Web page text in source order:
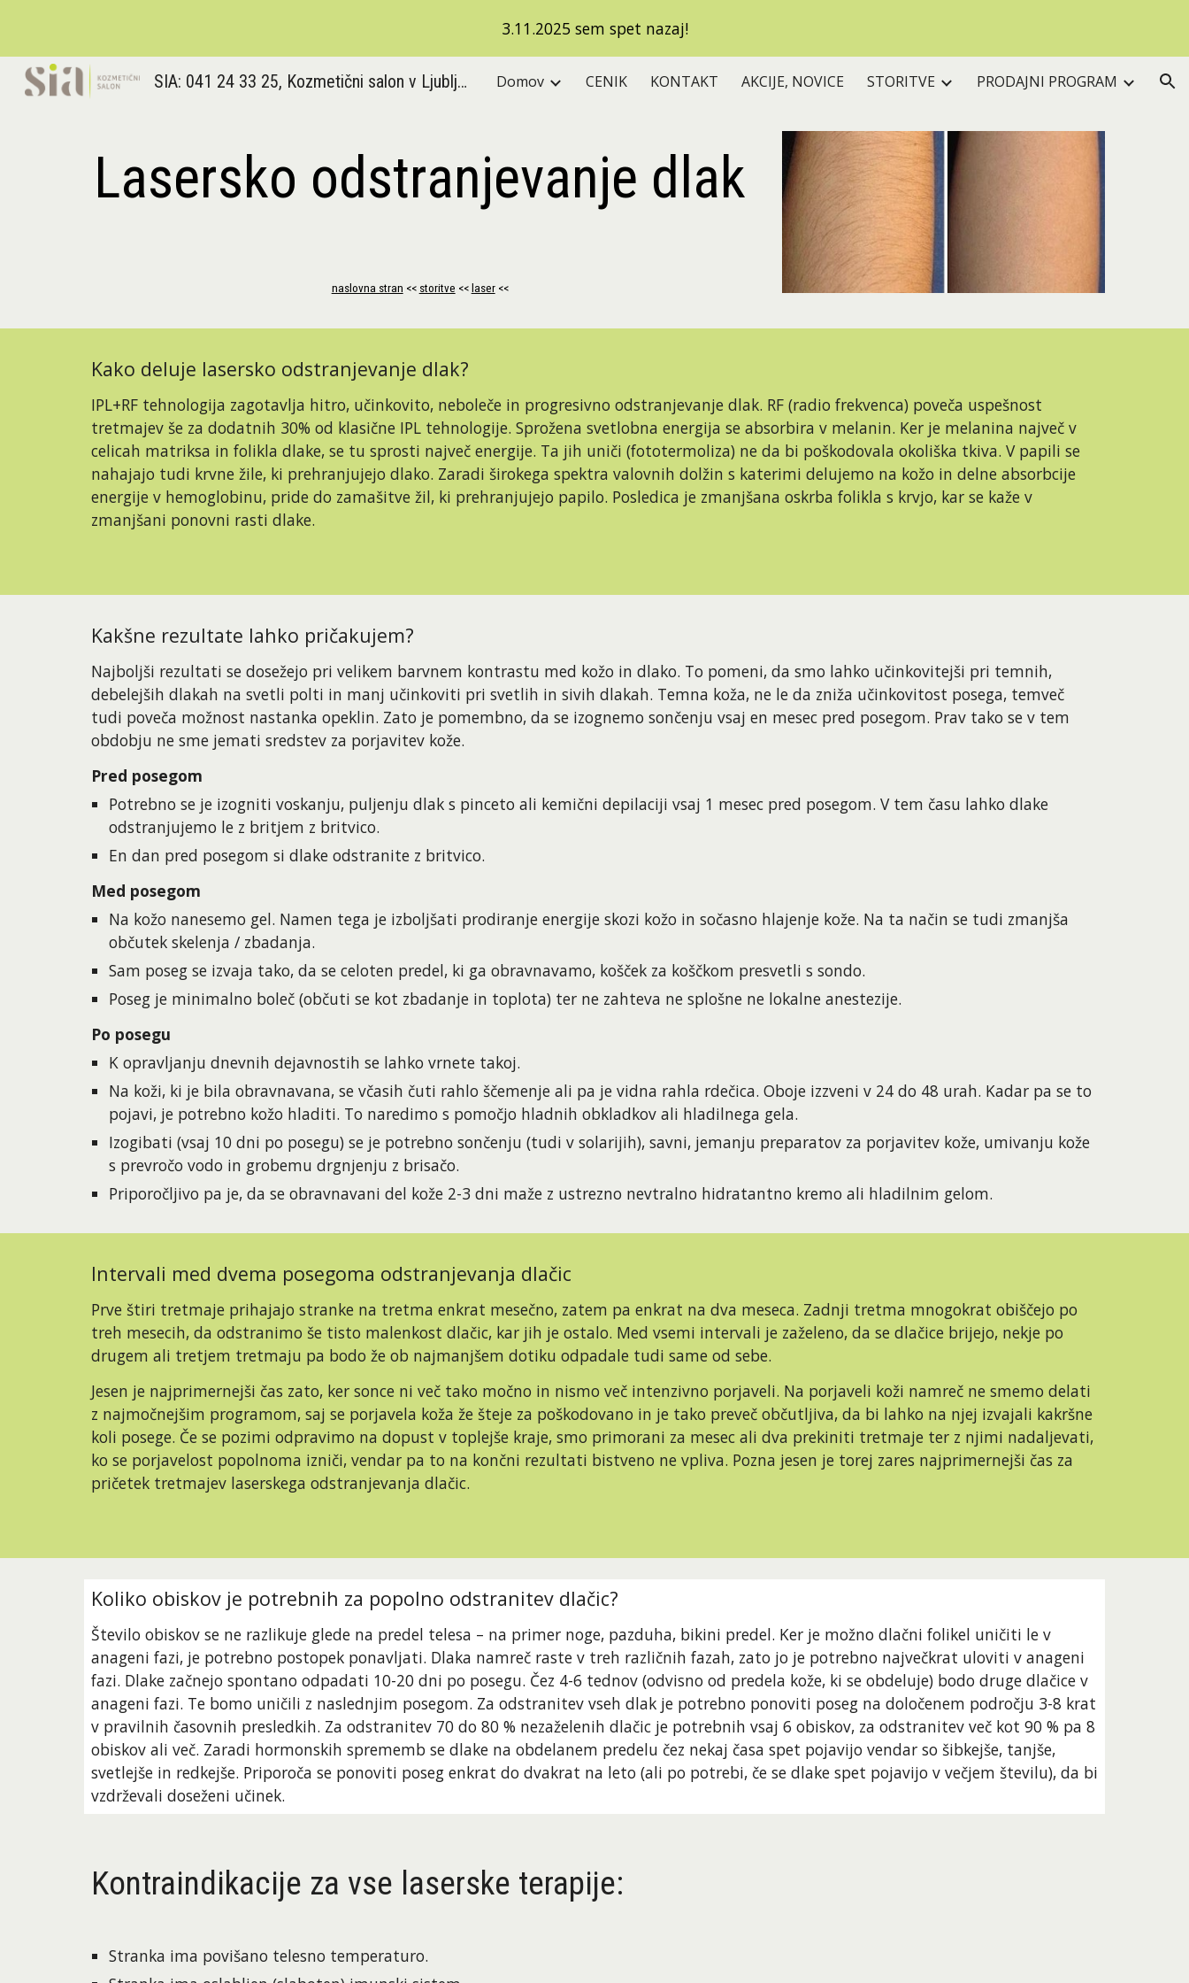
Skip to main content3.11.2025 sem spet nazaj!
SIA: 041 24 33 25, Kozmetični salon v Ljubljani, Vodnikova 4, Ljubljana ŠIŠKA, brazilska depilacija, depilacija nog, epilacija, nega obraza, pedikura, manikura, diamantni piling, mikrodermabrazija, piling, IPL+RF Laser, AQUAPEEL, SOTHYS, Aikon, Peclavus, Footlogix, frakcionirana radiofrekvenca, RF, antiage, pomlajevanje, nekirurški lifting, odstranjevanje gub , brazgotin in strij, pudri, Hesito pudri, oblikovanje obrvi, barvanje obrvi, barvanje trepalnic, lakiranje nohtov, parafinska obloga, depilacija nog, depilacija rok, lasersko odstranjevanje glivic na nohtih, microneedling, Saša Javh Domov CENIK KONTAKT AKCIJE, NOVICE STORITVE PRODAJNI PROGRAM
Lasersko odstranjevanje dlak
naslovna stran << storitve << laser <<
Kako deluje lasersko odstranjevanje dlak?
IPL+RF tehnologija zagotavlja hitro, učinkovito, neboleče in progresivno odstranjevanje dlak. RF (radio frekvenca) poveča uspešnost
tretmajev še za dodatnih 30% od klasične IPL tehnologije. Sprožena svetlobna energija se absorbira v melanin. Ker je melanina največ v
celicah matriksa in folikla dlake, se tu sprosti največ energije. Ta jih uniči (fototermoliza) ne da bi poškodovala okoliška tkiva. V papili se
nahajajo tudi krvne žile, ki prehranjujejo dlako. Zaradi širokega spektra valovnih dolžin s katerimi delujemo na kožo in delne absorbcije
energije v hemoglobinu, pride do zamašitve žil, ki prehranjujejo papilo. Posledica je zmanjšana oskrba folikla s krvjo, kar se kaže v
zmanjšani ponovni rasti dlake.
Kakšne rezultate lahko pričakujem?
Najboljši rezultati se dosežejo pri velikem barvnem kontrastu med kožo in dlako. To pomeni, da smo lahko učinkovitejši pri temnih,
debelejših dlakah na svetli polti in manj učinkoviti pri svetlih in sivih dlakah. Temna koža, ne le da zniža učinkovitost posega, temveč
tudi poveča možnost nastanka opeklin. Zato je pomembno, da se izognemo sončenju vsaj en mesec pred posegom. Prav tako se v tem
obdobju ne sme jemati sredstev za porjavitev kože.
Pred posegom
Potrebno se je izogniti voskanju, puljenju dlak s pinceto ali kemični depilaciji vsaj 1 mesec pred posegom. V tem času lahko dlake
odstranjujemo le z britjem z britvico.
En dan pred posegom si dlake odstranite z britvico.
Med posegom
Na kožo nanesemo gel. Namen tega je izboljšati prodiranje energije skozi kožo in sočasno hlajenje kože. Na ta način se tudi zmanjša
občutek skelenja / zbadanja.
Sam poseg se izvaja tako, da se celoten predel, ki ga obravnavamo, košček za koščkom presvetli s sondo.
Poseg je minimalno boleč (občuti se kot zbadanje in toplota) ter ne zahteva ne splošne ne lokalne anestezije.
Po posegu
K opravljanju dnevnih dejavnostih se lahko vrnete takoj.
Na koži, ki je bila obravnavana, se včasih čuti rahlo ščemenje ali pa je vidna rahla rdečica. Oboje izzveni v 24 do 48 urah. Kadar pa se to
pojavi, je potrebno kožo hladiti. To naredimo s pomočjo hladnih obkladkov ali hladilnega gela.
Izogibati (vsaj 10 dni po posegu) se je potrebno sončenju (tudi v solarijih), savni, jemanju preparatov za porjavitev kože, umivanju kože
s prevročo vodo in grobemu drgnjenju z brisačo.
Priporočljivo pa je, da se obravnavani del kože 2-3 dni maže z ustrezno nevtralno hidratantno kremo ali hladilnim gelom.
Intervali med dvema posegoma odstranjevanja dlačic
Prve štiri tretmaje prihajajo stranke na tretma enkrat mesečno, zatem pa enkrat na dva meseca. Zadnji tretma mnogokrat obiščejo po
treh mesecih, da odstranimo še tisto malenkost dlačic, kar jih je ostalo. Med vsemi intervali je zaželeno, da se dlačice brijejo, nekje po
drugem ali tretjem tretmaju pa bodo že ob najmanjšem dotiku odpadale tudi same od sebe.
Jesen je najprimernejši čas zato, ker sonce ni več tako močno in nismo več intenzivno porjaveli. Na porjaveli koži namreč ne smemo delati
z najmočnejšim programom, saj se porjavela koža že šteje za poškodovano in je tako preveč občutljiva, da bi lahko na njej izvajali kakršne
koli posege. Če se pozimi odpravimo na dopust v toplejše kraje, smo primorani za mesec ali dva prekiniti tretmaje ter z njimi nadaljevati,
ko se porjavelost popolnoma izniči, vendar pa to na končni rezultati bistveno ne vpliva. Pozna jesen je torej zares najprimernejši čas za
pričetek tretmajev laserskega odstranjevanja dlačic.
Koliko obiskov je potrebnih za popolno odstranitev dlačic?
Število obiskov se ne razlikuje glede na predel telesa – na primer noge, pazduha, bikini predel. Ker je možno dlačni folikel uničiti le v
anageni fazi, je potrebno postopek ponavljati. Dlaka namreč raste v treh različnih fazah, zato jo je potrebno največkrat uloviti v anageni
fazi. Dlake začnejo spontano odpadati 10-20 dni po posegu. Čez 4-6 tednov (odvisno od predela kože, ki se obdeluje) bodo druge dlačice v
anageni fazi. Te bomo uničili z naslednjim posegom. Za odstranitev vseh dlak je potrebno ponoviti poseg na določenem področju 3-8 krat
v pravilnih časovnih presledkih. Za odstranitev 70 do 80 % nezaželenih dlačic je potrebnih vsaj 6 obiskov, za odstranitev več kot 90 % pa 8
obiskov ali več. Zaradi hormonskih sprememb se dlake na obdelanem predelu čez nekaj časa spet pojavijo vendar so šibkejše, tanjše,
svetlejše in redkejše. Priporoča se ponoviti poseg enkrat do dvakrat na leto (ali po potrebi, če se dlake spet pojavijo v večjem številu), da bi
vzdrževali doseženi učinek.
Kontraindikacije za vse laserske terapije:
Stranka ima povišano telesno temperaturo.